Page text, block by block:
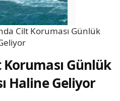
Cilt Koruması Günlük
Koruması Günlük
Haline Geliyor